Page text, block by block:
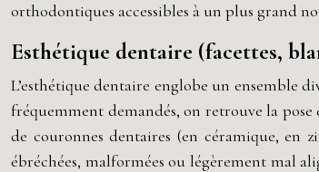
orthodontiques accessibles à un plus grand
Esthétique dentaire (facettes,
L’esthétique dentaire englobe un ensemble
fréquemment demandés, on retrouve la
de couronnes dentaires (en céramique, en
ébréchées, malformées ou légèrement mal